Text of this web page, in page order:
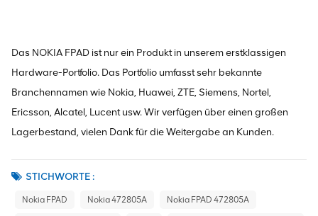
Das NOKIA FPAD ist nur ein Produkt in unserem erstklassigen
Hardware-Portfolio. Das Portfolio umfasst sehr bekannte
Branchennamen wie Nokia, Huawei, ZTE, Siemens, Nortel,
Ericsson, Alcatel, Lucent usw. Wir verfügen über einen großen
Lagerbestand, vielen Dank für die Weitergabe an Kunden.
STICHWORTE :
Nokia FPAD Nokia 472805A Nokia FPAD 472805A